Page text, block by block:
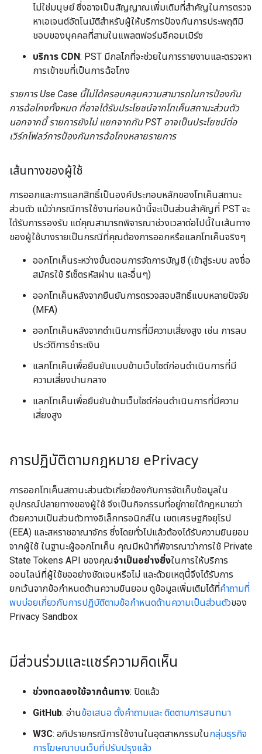
ไม่ใช่มนุษย์ ซึ่งอาจเป็นสัญญาณเพิ่มเติมที่สำคัญในการตรวจ
หาเอเจนต์อัตโนมัติสำหรับผู้ให้บริการป้องกันการประพฤติมิ
ชอบของบุคคลที่สามในแพลตฟอร์มอีคอมเมิร์ซ
บริการ CDN: PST มีกลไกที่จะช่วยในการรายงานและตรวจหา
การเข้าชมที่เป็นการฉ้อโกง
รายการ Use Case นี้ไม่ได้ครอบคลุมความสามารถในการป้องกัน
การฉ้อโกงทั้งหมด ที่อาจได้รับประโยชน์จากโทเค็นสถานะส่วนตัว
นอกจากนี้ รายการยังไม่ แยกจากกัน PST อาจเป็นประโยชน์ต่อ
เวิร์กโฟลว์การป้องกันการฉ้อโกงหลายรายการ
เส้นทางของผู้ใช้
การออกและการแลกสิทธิ์เป็นองค์ประกอบหลักของโทเค็นสถานะ
ส่วนตัว แม้ว่ากรณีการใช้งานก่อนหน้านี้จะเป็นส่วนสำคัญที่ PST จะ
ได้รับการรองรับ แต่คุณสามารถพิจารณาช่วงเวลาต่อไปนี้ในเส้นทาง
ของผู้ใช้บางรายเป็นกรณีที่คุณต้องการออกหรือแลกโทเค็นจริงๆ
ออกโทเค็นระหว่างขั้นตอนการจัดการบัญชี (เข้าสู่ระบบ ลงชื่อ
สมัครใช้ รีเซ็ตรหัสผ่าน และอื่นๆ)
ออกโทเค็นหลังจากยืนยันการตรวจสอบสิทธิ์แบบหลายปัจจัย
(MFA)
ออกโทเค็นหลังจากดำเนินการที่มีความเสี่ยงสูง เช่น การลบ
ประวัติการชำระเงิน
แลกโทเค็นเพื่อยืนยันแบบข้ามเว็บไซต์ก่อนดำเนินการที่มี
ความเสี่ยงปานกลาง
แลกโทเค็นเพื่อยืนยันข้ามเว็บไซต์ก่อนดำเนินการที่มีความ
เสี่ยงสูง
การปฏิบัติตามกฎหมาย ePrivacy
การออกโทเค็นสถานะส่วนตัวเกี่ยวข้องกับการจัดเก็บข้อมูลใน
อุปกรณ์ปลายทางของผู้ใช้ จึงเป็นกิจกรรมที่อยู่ภายใต้กฎหมายว่า
ด้วยความเป็นส่วนตัวทางอิเล็กทรอนิกส์ใน เขตเศรษฐกิจยุโรป
(EEA) และสหราชอาณาจักร ซึ่งโดยทั่วไปแล้วต้องได้รับความยินยอม
จากผู้ใช้ ในฐานะผู้ออกโทเค็น คุณมีหน้าที่พิจารณาว่าการใช้ Private
State Tokens API ของคุณจำเป็นอย่างยิ่งในการให้บริการ
ออนไลน์ที่ผู้ใช้ขออย่างชัดเจนหรือไม่ และด้วยเหตุนี้จึงได้รับการ
ยกเว้นจากข้อกำหนดด้านความยินยอม ดูข้อมูลเพิ่มเติมได้ที่คำถามที่
พบบ่อยเกี่ยวกับการปฏิบัติตามข้อกำหนดด้านความเป็นส่วนตัวของ
Privacy Sandbox
มีส่วนร่วมและแชร์ความคิดเห็น
ช่วงทดลองใช้จากต้นทาง: ปิดแล้ว
GitHub: อ่านข้อเสนอ ตั้งคำถามและ ติดตามการสนทนา
W3C: อภิปรายกรณีการใช้งานในอุตสาหกรรมในกลุ่มธุรกิจ
การโฆษณาบนเว็บที่ปรับปรุงแล้ว